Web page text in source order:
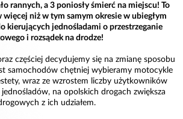
rannych, a 3 poniosły śmierć na miejscu! To
więcej niż w tym samym okresie w ubiegłym
kierujących jednośladami o przestrzeganie
i rozsądek na drodze!
częściej decydujemy się na zmianę sposobu
samochodów chętniej wybieramy motocykle
wraz ze wzrostem liczby użytkowników
na opolskich drogach zwiększa
z ich udziałem.